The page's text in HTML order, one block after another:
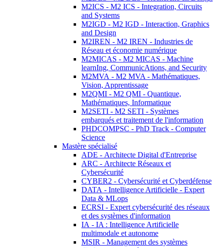
M2ICS - M2 ICS - Integration, Circuits
and Systems
M2IGD - M2 IGD - Interaction, Graphics
and Design
M2IREN - M2 IREN - Industries de
Réseau et économie numérique
M2MICAS - M2 MICAS - Machine
learnIng, CommunicAtions, and Security
M2MVA - M2 MVA - Mathématiques,
Vision, Apprentissage
M2QMI - M2 QMI - Quantique,
Mathématiques, Informatique
M2SETI - M2 SETI - Systèmes
embarqués et traitement de l'information
PHDCOMPSC - PhD Track - Computer
Science
Mastère spécialisé
ADE - Architecte Digital d'Entreprise
ARC - Architecte Réseaux et
Cybersécurité
CYBER2 - Cybersécurité et Cyberdéfense
DATA - Intelligence Artificielle - Expert
Data & MLops
ECRSI - Expert cybersécurité des réseaux
et des systèmes d'information
IA - IA : Intelligence Artificielle
multimodale et autonome
MSIR - Management des systèmes